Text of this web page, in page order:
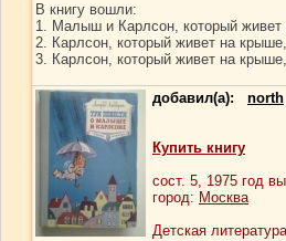
В книгу вошли:
1. Малыш и Карлсон, который
2. Карлсон, который живет на
3. Карлсон, который живет на
добавил(а): north
Купить книгу
сост. 5, 1975 год
город: Москва
Детская литература